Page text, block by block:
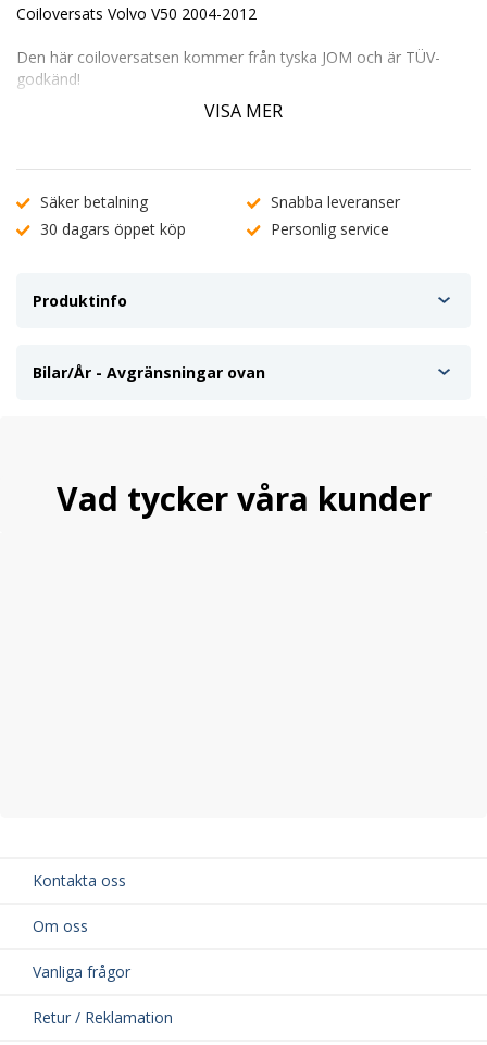
Coiloversats Volvo V50 2004-2012
Den här coiloversatsen kommer från tyska JOM och är TÜV-
godkänd!
Den här satsen passar till följande bilmodeller:
Bakre dämpare passar ej bilar med nivåreglering! Bulthålet
Justerbarhet:
Vi satsar på att leverera tyska kvalitetssatser till landets bästa
VISA MER
Säker betalning
Snabba leveranser
30 dagars öppet köp
Personlig service
Produktinfo
Bilar/År - Avgränsningar ovan
Vad tycker våra kunder
Kontakta oss
Om oss
Vanliga frågor
Retur / Reklamation